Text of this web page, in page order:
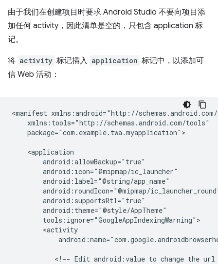
由于我们在创建项目时要求 Android Studio 不要向项目添
加任何 activity，因此清单是空的，只包含 application 标
记。
将 activity 标记插入 application 标记中，以添加可
信 Web 活动：
<manifest
package="com.example.twa.myapplication">
<!-- Edit android:value to change the url